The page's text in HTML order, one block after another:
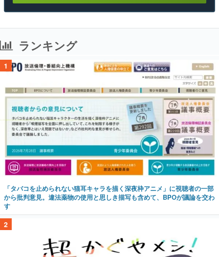
ランキング
1
「タバコを止められない猫耳キャラを描く深夜枠アニメ」に視聴者の一部
から批判意見。違法薬物の使用と思しき描写も含めて、BPOが議論を交わ
す
2